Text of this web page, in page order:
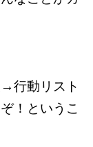
行動リスト
！というこ